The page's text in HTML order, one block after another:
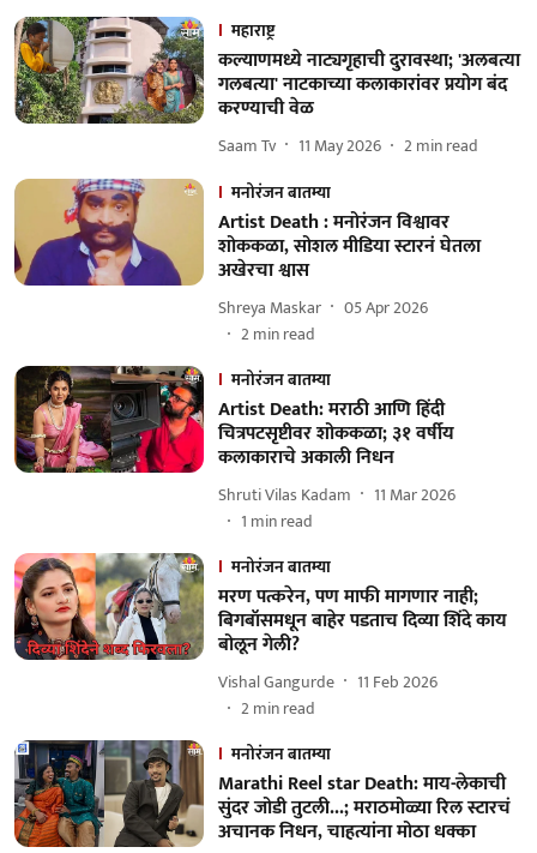
महाराष्ट्र
कल्याणमध्ये नाट्यगृहाची दुरावस्था; 'अलबत्या
गलबत्या' नाटकाच्या कलाकारांवर प्रयोग बंद
करण्याची वेळ
Saam Tv 11 May 2026 2min read
मनोरंजन बातम्या
Artist Death : मनोरंजन विश्वावर
शोककळा, सोशल मीडिया स्टारनं घेतला
अखेरचा श्वास
Shreya Maskar
05 Apr 2026
2min read
मनोरंजन बातम्या
Artist Death: मराठी आणि हिंदी
चित्रपटसृष्टीवर शोककळा; ३१ वर्षीय
कलाकाराचे अकाली निधन
Shruti Vilas Kadam
11 Mar 2026
1 min read
मनोरंजन बातम्या
मरण पत्करेन, पण माफी मागणार नाही;
बिगबॉसमधून बाहेर पडताच दिव्या शिंदे काय
बोलून गेली?
Vishal Gangurde
11 Feb 2026
2min read
मनोरंजन बातम्या
Marathi Reel star Death: माय-लेकाची
सुंदर जोडी तुटली...; मराठमोळ्या रिल स्टारचं
अचानक निधन, चाहत्यांना मोठा धक्का